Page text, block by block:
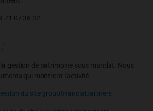
71 07 36 32
gestion de patrimoine sous mandat. Nous
qui montrent l’activité.
du site groupfinancialpartners